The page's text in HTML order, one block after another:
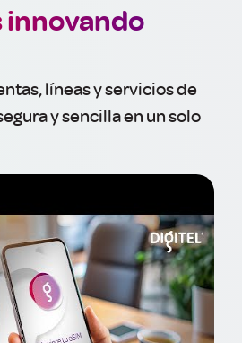
innovando
líneas y servicios de
y sencilla en un solo